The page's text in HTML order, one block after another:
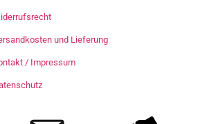
und Lieferung
/ Impressum